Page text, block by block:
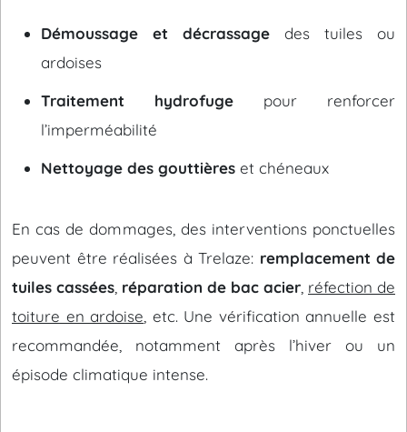
Démoussage et décrassage des tuiles ou
ardoises
Traitement hydrofuge pour renforcer
l’imperméabilité
Nettoyage des gouttières et chéneaux
En cas de dommages, des interventions ponctuelles
peuvent être réalisées à Trelaze: remplacement de
tuiles cassées réparation de bac acier réfection de
toiture en ardoise , etc. Une vérification annuelle est
recommandée, notamment après l’hiver ou un
épisode climatique intense.